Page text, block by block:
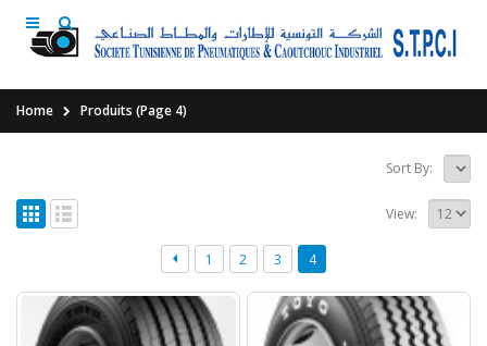
Home Produits (Page 4)
Sort By:
View:
1 2 3 4